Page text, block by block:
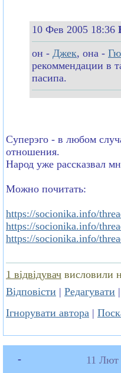
10 Фев 2005 18:36
он - Джек, она -
рекоммендации в
пасипа.
Суперэго - в любом
отношения.
Народ уже рассказвал
Можно почитать:
https://socionika.info/
https://socionika.info/
https://socionika.info/
1 відвідувач висловили
Відповісти | Редагувати |
Ігнорувати автора |
-
11 Лют